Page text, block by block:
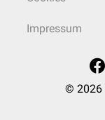
Impressum
© 2026